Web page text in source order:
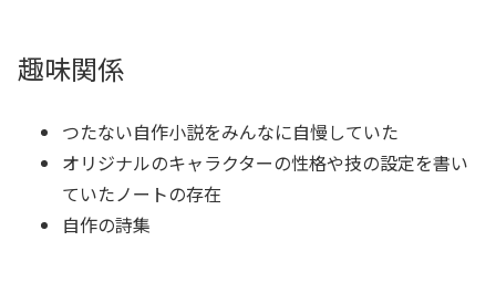
趣味関係
つたない自作小説をみんなに自慢していた
オリジナルのキャラクターの性格や技の設定を書い
ていたノートの存在
自作の詩集